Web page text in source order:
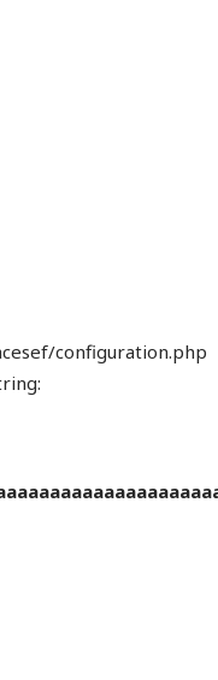
configuration.php